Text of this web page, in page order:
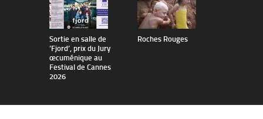
Sortie en salle de
’Fjord’, prix du Jury
œcuménique au
Festival de Cannes
2026
Roches Rouges